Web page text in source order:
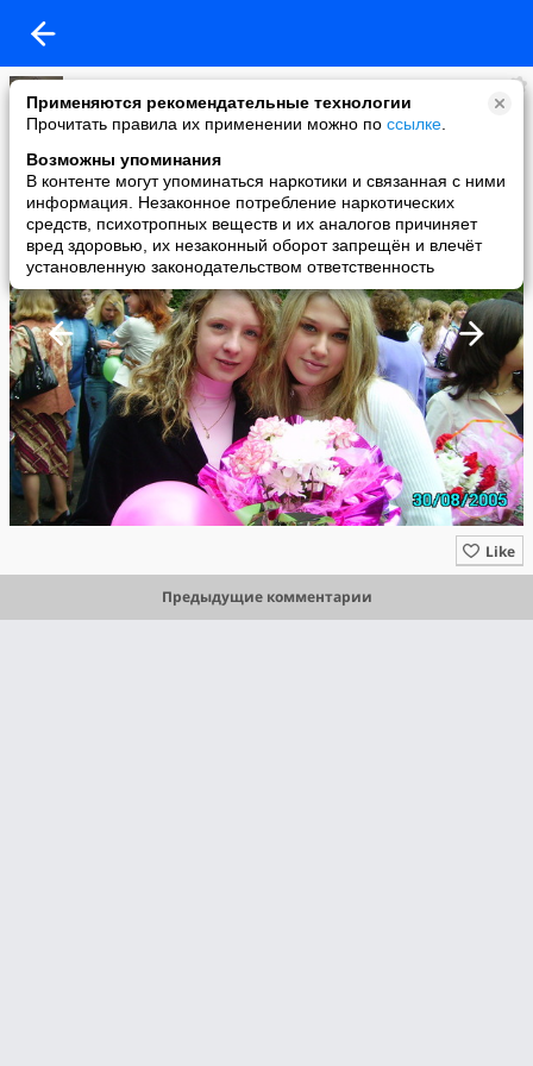
Применяются рекомендательные технологии
Прочитать правила их применении можно по ссылке
Возможны упоминания
В контенте могут упоминаться наркотики и связанная с ними
информация. Незаконное потребление наркотических
средств, психотропных веществ и их аналогов причиняет
вред здоровью, их незаконный оборот запрещён и влечёт
установленную законодательством ответственность
Школа №19 г.Иваново
added a photo
14 Jun в 18:03
Like
Предыдущие комментарии